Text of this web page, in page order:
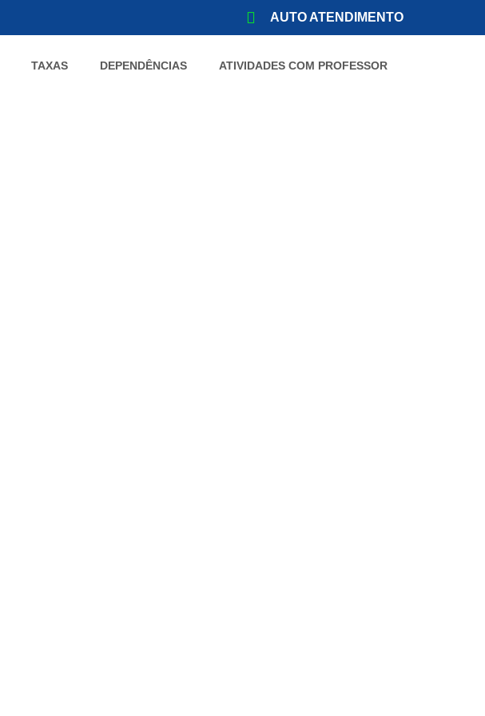
AUTO ATENDIMENTO
TAXAS DEPENDÊNCIAS ATIVIDADES COM PROFESSOR